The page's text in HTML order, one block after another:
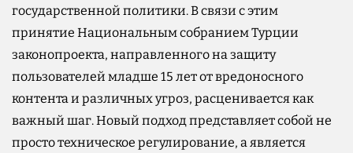
государственной политики. В связи с этим
принятие Национальным собранием Турции
законопроекта, направленного на защиту
пользователей младше 15 лет от вредоносного
контента и различных угроз, расценивается как
важный шаг. Новый подход представляет собой не
просто техническое регулирование, а является